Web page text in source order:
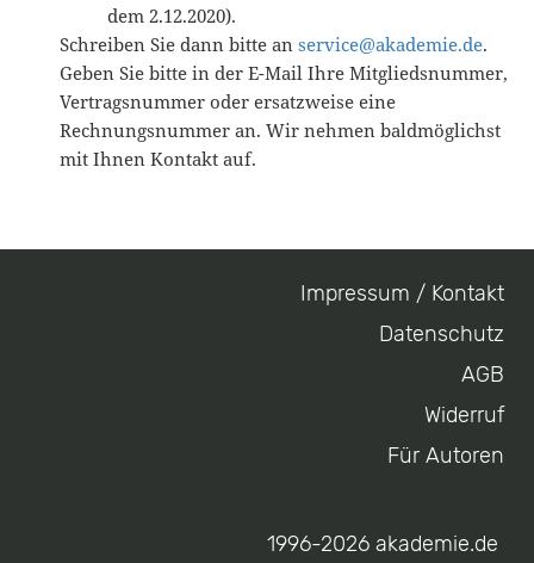
dem 2.12.2020).
Schreiben Sie dann bitte an service@akademie.de.
Geben Sie bitte in der E-Mail Ihre Mitgliedsnummer,
Vertragsnummer oder ersatzweise eine
Rechnungsnummer an. Wir nehmen baldmöglichst
mit Ihnen Kontakt auf.
Impressum / Kontakt
Datenschutz
AGB
Widerruf
Für Autoren
1996-2026 akademie.de